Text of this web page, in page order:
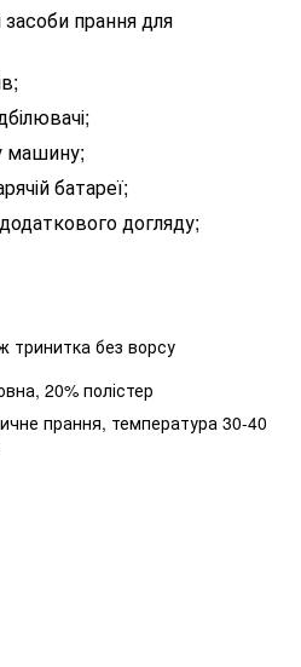
засоби прання для
машину;
батареї;
догляду;
тринитка без ворсу
20% полістер
прання, температура 30-40